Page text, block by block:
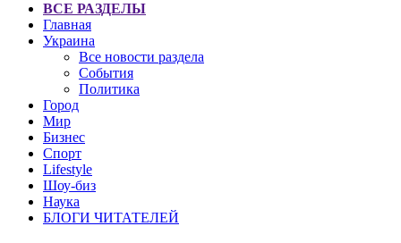
ВСЕ РАЗДЕЛЫ
Главная
Украина
Все новости раздела
События
Политика
Город
Мир
Бизнес
Спорт
Lifestyle
Шоу-биз
Наука
БЛОГИ ЧИТАТЕЛЕЙ